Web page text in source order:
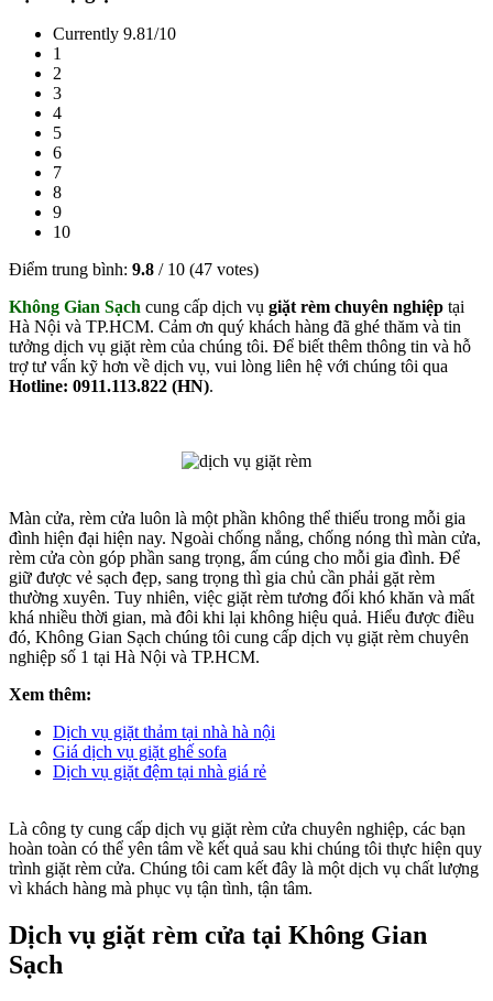
Currently 9.81/10
1
2
3
4
5
6
7
8
9
10
Điểm trung bình: 9.8 / 10 (47 votes)
Không Gian Sạch cung cấp dịch vụ giặt rèm chuyên nghiệp tại
Hà Nội và TP.HCM. Cảm ơn quý khách hàng đã ghé thăm và tin
tưởng dịch vụ giặt rèm của chúng tôi. Để biết thêm thông tin và hỗ
trợ tư vấn kỹ hơn về dịch vụ, vui lòng liên hệ với chúng tôi qua
Hotline: 0911.113.822 (HN).
Màn cửa, rèm cửa luôn là một phần không thể thiếu trong mỗi gia
đình hiện đại hiện nay. Ngoài chống nắng, chống nóng thì màn cửa,
rèm cửa còn góp phần sang trọng, ấm cúng cho mỗi gia đình. Để
giữ được vẻ sạch đẹp, sang trọng thì gia chủ cần phải gặt rèm
thường xuyên. Tuy nhiên, việc giặt rèm tương đối khó khăn và mất
khá nhiều thời gian, mà đôi khi lại không hiệu quả. Hiểu được điều
đó, Không Gian Sạch chúng tôi cung cấp dịch vụ giặt rèm chuyên
nghiệp số 1 tại Hà Nội và TP.HCM.
Xem thêm:
Dịch vụ giặt thảm tại nhà hà nội
Giá dịch vụ giặt ghế sofa
Dịch vụ giặt đệm tại nhà giá rẻ
Là công ty cung cấp dịch vụ giặt rèm cửa chuyên nghiệp, các bạn
hoàn toàn có thể yên tâm về kết quả sau khi chúng tôi thực hiện quy
trình giặt rèm cửa. Chúng tôi cam kết đây là một dịch vụ chất lượng
vì khách hàng mà phục vụ tận tình, tận tâm.
Dịch vụ giặt rèm cửa tại Không Gian
Sạch